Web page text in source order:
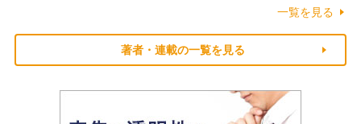
一覧を見る
著者・連載の一覧を見る